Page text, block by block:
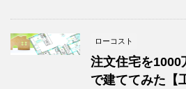
ローコスト
注文住宅を1000
で建ててみた【